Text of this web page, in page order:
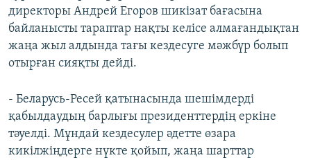
директоры Андрей Егоров шикізат бағасына
байланысты тараптар нақты келісе алмағандықтан
жаңа жыл алдында тағы кездесуге мәжбүр болып
отырған сияқты дейді.
- Беларусь-Ресей қатынасында шешімдерді
қабылдаудың барлығы президенттердің еркіне
тәуелді. Мұндай кездесулер әдетте өзара
кикілжіңдерге нүкте қойып, жаңа шарттар